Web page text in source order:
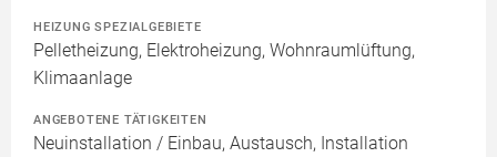
HEIZUNG SPEZIALGEBIETE
Pelletheizung, Elektroheizung, Wohnraumlüftung,
Klimaanlage
ANGEBOTENE TÄTIGKEITEN
Neuinstallation / Einbau, Austausch, Installation